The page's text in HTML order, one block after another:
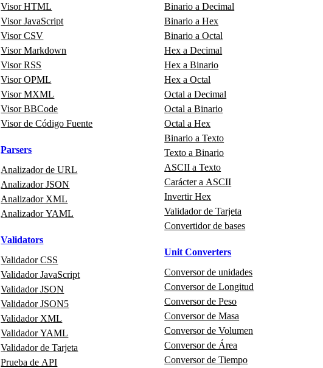
Visor HTML
Visor JavaScript
Visor CSV
Visor Markdown
Visor RSS
Visor OPML
Visor MXML
Visor BBCode
Visor de Código Fuente
Parsers
Analizador de URL
Analizador JSON
Analizador XML
Analizador YAML
Validators
Validador CSS
Validador JavaScript
Validador JSON
Validador JSON5
Validador XML
Validador YAML
Validador de Tarjeta
Prueba de API
Binario a Decimal
Binario a Hex
Binario a Octal
Hex a Decimal
Hex a Binario
Hex a Octal
Octal a Decimal
Octal a Binario
Octal a Hex
Binario a Texto
Texto a Binario
ASCII a Texto
Carácter a ASCII
Invertir Hex
Validador de Tarjeta
Convertidor de bases
Unit Converters
Conversor de unidades
Conversor de Longitud
Conversor de Peso
Conversor de Masa
Conversor de Volumen
Conversor de Área
Conversor de Tiempo